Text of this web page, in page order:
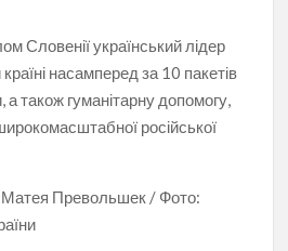
Словенії український лідер
насамперед за 10 пакетів
а також гуманітарну допомогу,
російської
Матея Превольшек / Фото: